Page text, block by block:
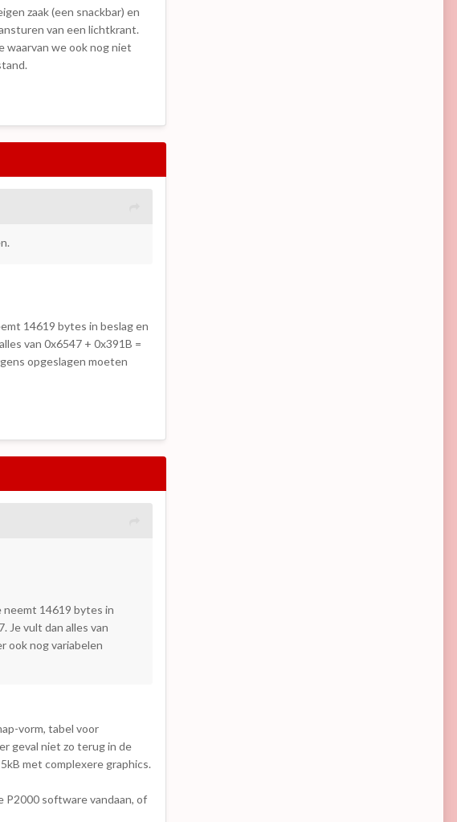
zaak (een snackbar) en
van een lichtkrant.
waarvan we ook nog niet
14619 bytes in beslag en
van 0x6547 + 0x391B =
opgeslagen moeten
neemt 14619 bytes in
Je vult dan alles van
ook nog variabelen
vorm, tabel voor
geval niet zo terug in de
met complexere graphics.
P2000 software vandaan, of